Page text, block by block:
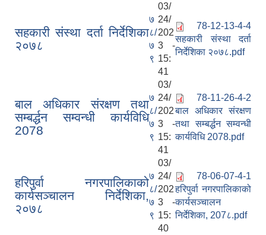
सहकारी संस्था दर्ता निर्देशिका
२०७८
७
८/
७
९
03/
24/
202
3 -
15:
41
78-12-13-4-4
सहकारी संस्था दर्ता
निर्देशिका २०७८.pdf
बाल अधिकार संरक्षण तथा
सम्बर्द्धन सम्वन्धी कार्यविधि
2078
७
८/
७
९
03/
24/
202
3 -
15:
41
78-11-26-4-2
बाल अधिकार संरक्षण
तथा सम्बर्द्धन सम्वन्धी
कार्यविधि 2078.pdf
हरिपुर्वा नगरपालिकाको
कार्यसञ्‍चालन निर्देशिका,
२०७८
७
८/
७
९
03/
24/
202
3 -
15:
40
78-06-07-4-1
हरिपुर्वा नगरपालिकाको
कार्यसञ्‍चालन
निर्देशिका, 207८.pdf